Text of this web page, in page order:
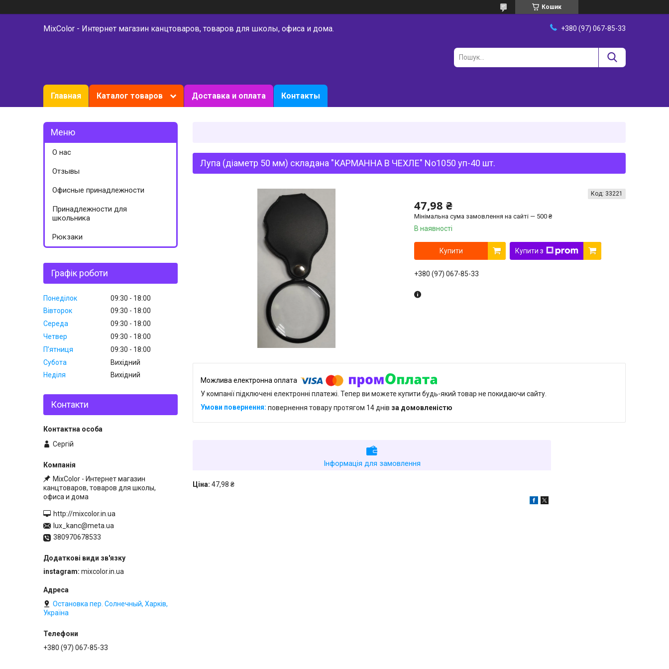
Кошик
MixColor - Интернет магазин канцтоваров, товаров для школы, офиса и дома. +380 (97) 067-85-33
Главная Каталог товаров Доставка и оплата Контакты
Лупа (діаметр 50 мм) складана "КАРМАННА В ЧЕХЛЕ" No1050 уп-40 шт.
47,98 ₴
Мінімальна сума замовлення на сайті — 500 ₴
В наявності
Код: 33221
Купити Купити з
+380 (97) 067-85-33
У компанії підключені електронні платежі. Тепер ви можете купити будь-який товар не покидаючи сайту.
повернення товару протягом 14 днів за домовленістю
Інформація для замовлення
Ціна: 47,98 ₴
О нас
Отзывы
Офисные принадлежности
Принадлежности для
школьника
Рюкзаки
Графік роботи
Понеділок 09:30
18:00
Вівторок
09:30
18:00
Середа
09:30
18:00
Четвер
09:30
18:00
Пʼятниця
09:30
18:00
Субота
Вихідний
Неділя
Вихідний
Контакти
Сергій
MixColor - Интернет магазин
канцтоваров, товаров для школы,
офиса и дома
http://mixcolor.in.ua
lux_kanc@meta.ua
380970678533
instagram mixcolor.in.ua
Остановка пер. Солнечный, Харків,
Україна
+380 (97) 067-85-33